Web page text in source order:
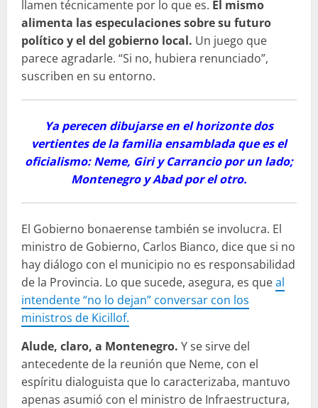
llamen técnicamente por lo que es. Él mismo
alimenta las especulaciones sobre su futuro
político y el del gobierno local. Un juego que
parece agradarle. “Si no, hubiera renunciado”,
suscriben en su entorno.
Ya perecen dibujarse en el horizonte dos
vertientes de la familia ensamblada que es el
oficialismo: Neme, Giri y Carrancio por un lado;
Montenegro y Abad por el otro.
El Gobierno bonaerense también se involucra. El
ministro de Gobierno, Carlos Bianco, dice que si no
hay diálogo con el municipio no es responsabilidad
de la Provincia. Lo que sucede, asegura, es queal
intendente “no lo dejan” conversar con los
ministros de Kicillof.
Alude, claro, a Montenegro. Y se sirve del
antecedente de la reunión que Neme, con el
espíritu dialoguista que lo caracterizaba, mantuvo
apenas asumió con el ministro de Infraestructura,